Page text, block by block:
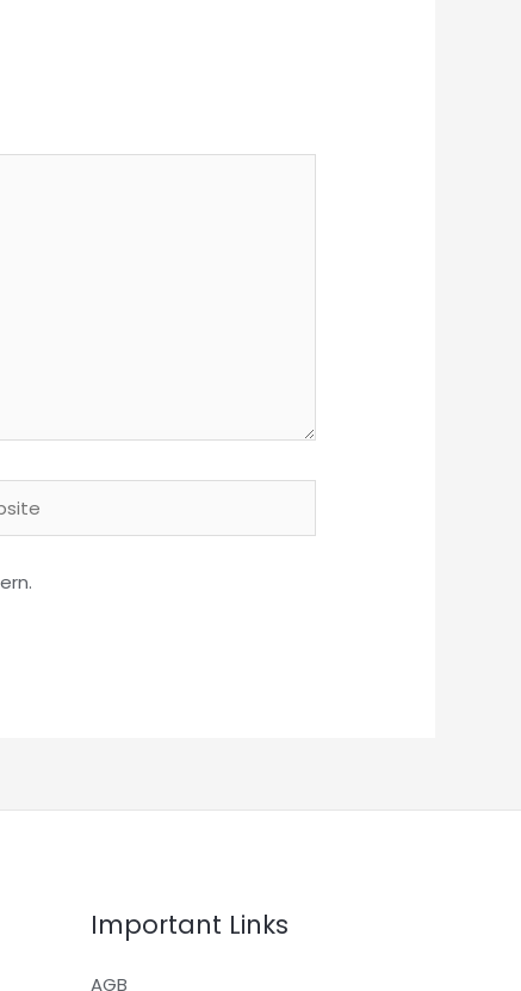
Important Links
AGB